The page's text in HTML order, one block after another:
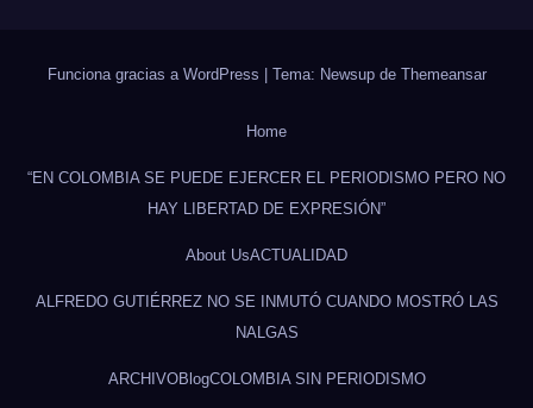
Funciona gracias a WordPress Tema: Newsup de Themeansar
Home
“EN COLOMBIA SE PUEDE EJERCER EL PERIODISMO PERO NO
HAY LIBERTAD DE EXPRESIÓN”
About UsACTUALIDAD
ALFREDO GUTIÉRREZ NO SE INMUTÓ CUANDO MOSTRÓ LAS
NALGAS
ARCHIVOBlogCOLOMBIA SIN PERIODISMO